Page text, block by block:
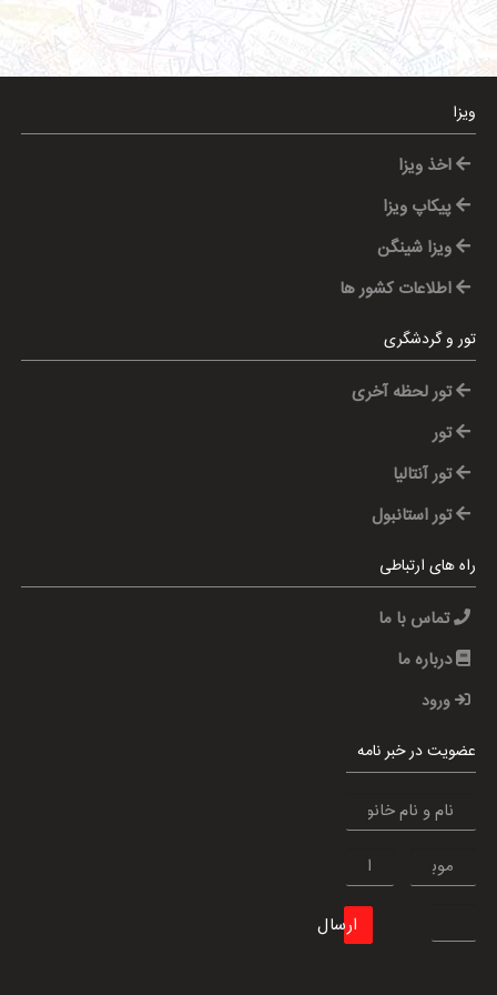
ویزا
اخذ ویزا
پیکاپ ویزا
ویزا شینگن
اطلاعات کشور ها
تور و گردشگری
تور لحظه آخری
تور
تور آنتالیا
تور استانبول
راه های ارتباطی
تماس با ما
درباره ما
ورود
عضویت در خبر نامه
ارسال